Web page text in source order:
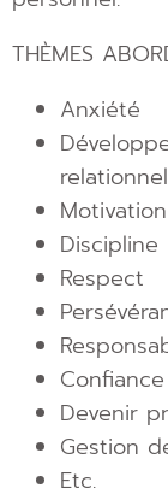
THÈMES
Anxiété
Motivation
Discipline
Respect
Devenir
Gestion
Etc.